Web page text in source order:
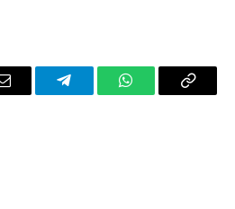
Email TelegramWhatsAppCopy